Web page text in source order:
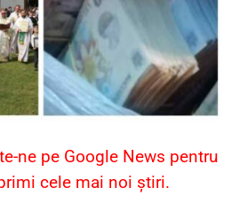
ne pe Google News pentru
cele mai noi știri.